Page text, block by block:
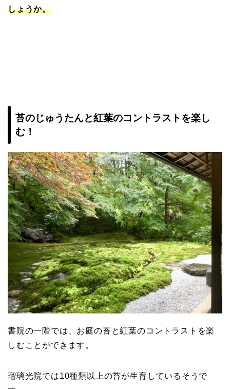
しょうか。
苔のじゅうたんと紅葉のコントラストを楽し
む！
書院の一階では、お庭の苔と紅葉のコントラストを楽
しむことができます。
瑠璃光院では10種類以上の苔が生育しているそうで